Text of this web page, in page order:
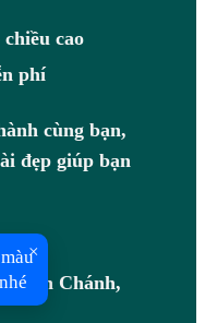
cao
phí
cùng bạn,
đẹp giúp bạn
Bình Chánh,